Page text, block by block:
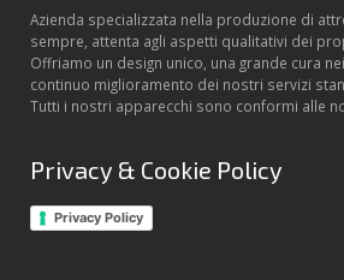
Azienda specializzata nella produzione di
sempre, attenta agli aspetti qualitativi dei
Offriamo un design unico, una grande cura
continuo miglioramento dei nostri servizi
Tutti i nostri apparecchi sono conformi alle
Privacy & Cookie Policy
Privacy Policy